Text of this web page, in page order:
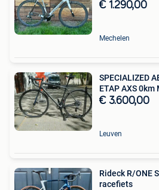
€ 1.290,00
Mechelen
SPECIALIZED
ETAP AXS
€ 3.600,00
Leuven
Rideck R/ONE
racefiets